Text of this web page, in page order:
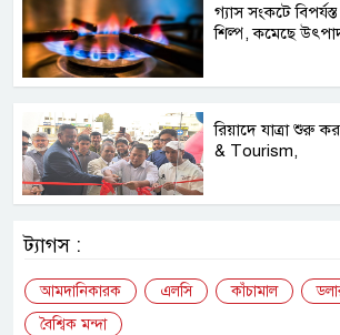
গ্যাস সংকটে
শিল্প, কমেছে
রিয়াদে যাত্রা শুরু
& Tourism,
ট্যাগস :
আমদানিকারক এলসি কাঁচামাল
বৈশ্বিক মন্দা